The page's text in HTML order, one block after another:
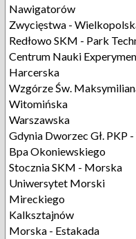
Nawigatorów
Zwycięstwa -
Redłowo SKM - Park
Centrum Nauki
Harcerska
Wzgórze Św.
Witomińska
Warszawska
Gdynia Dworzec Gł. PKP
Bpa Okoniewskiego
Stocznia SKM - Morska
Uniwersytet Morski
Mireckiego
Kalksztajnów
Morska - Estakada